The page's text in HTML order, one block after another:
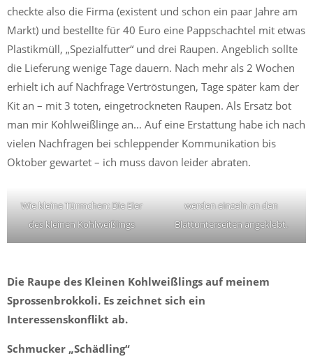
checkte also die Firma (existent und schon ein paar Jahre am
Markt) und bestellte für 40 Euro eine Pappschachtel mit etwas
Plastikmüll, „Spezialfutter“ und drei Raupen. Angeblich sollte
die Lieferung wenige Tage dauern. Nach mehr als 2 Wochen
erhielt ich auf Nachfrage Vertröstungen, Tage später kam der
Kit an – mit 3 toten, eingetrockneten Raupen. Als Ersatz bot
man mir Kohlweißlinge an… Auf eine Erstattung habe ich nach
vielen Nachfragen bei schleppender Kommunikation bis
Oktober gewartet – ich muss davon leider abraten.
Wie kleine Türmchen: Die Eier
des kleinen Kohlweißlings
werden einzeln an den
Blattunterseiten angeklebt.
Die Raupe des Kleinen Kohlweißlings auf meinem
Sprossenbrokkoli. Es zeichnet sich ein
Interessenskonflikt ab.
Schmucker „Schädling“